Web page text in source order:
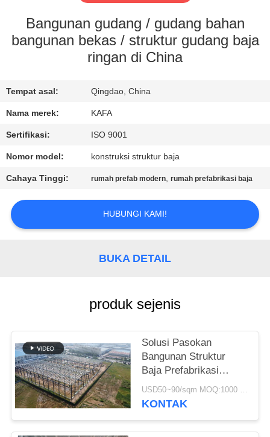
TENTANG
KAMI
PABRIK
KONTROL
KUALITAS
KAMI
SITEMAP
KEBIJAKAN
PRIVASI
Bangunan gudang / gudang bahan
bangunan bekas / struktur gudang baja
ringan di China
Tempat asal: Qingdao, China
Nama merek: KAFA
Sertifikasi: ISO 9001
Nomor model: konstruksi struktur baja
Cahaya Tinggi: rumah prefab modern,rumah prefabrikasi baja
HUBUNGI KAMI!
BUKA DETAIL
produk sejenis
Solusi Pasokan
Bangunan Struktur
Baja Prefabrikasi
Untuk Industri
USD50~90/sqm MOQ:1000 meter persegi
KONTAK